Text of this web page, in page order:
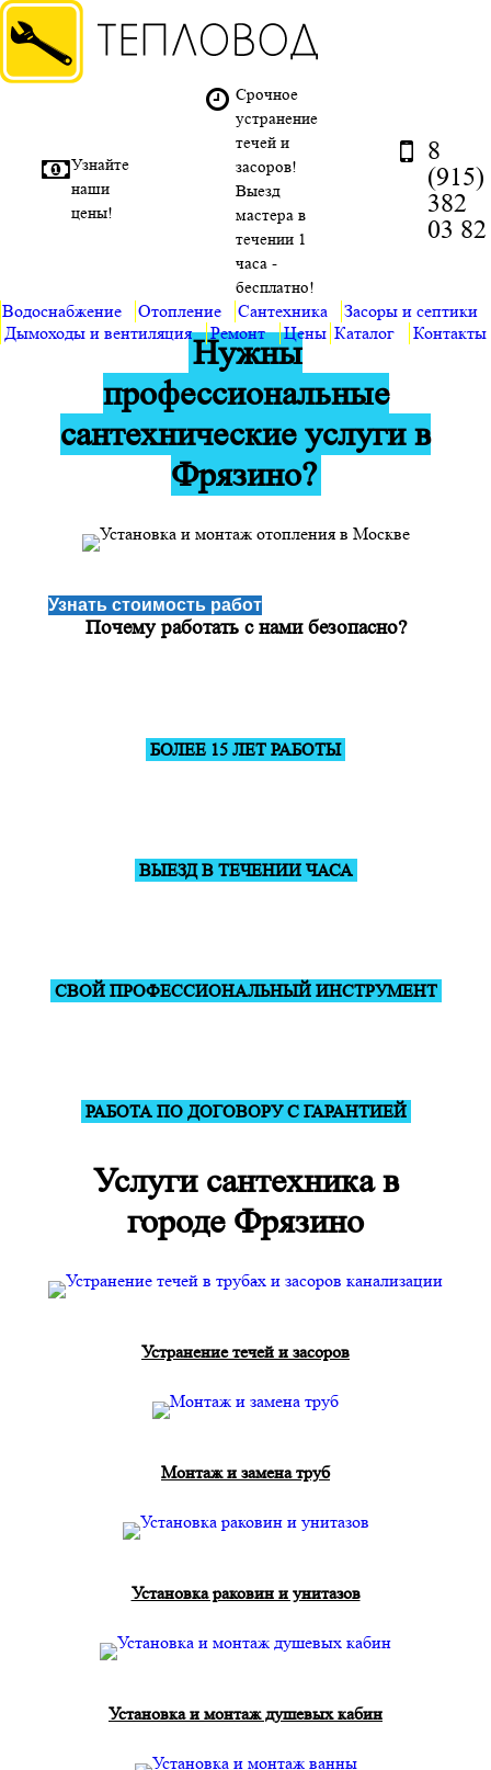
Узнайте
наши
цены!
Срочное
устранение
течей и
засоров!
Выезд
мастера в
течении 1
часа -
бесплатно!
8
(915)
382
03 82
Водоснабжение Отопление Cантехника
Засоры и септики
Дымоходы и вентиляция
Ремонт Цены Каталог Контакты
Нужны
профессиональные
сантехнические услуги в
Фрязино?
Узнать стоимость работ
Почему работать с нами безопасно?
БОЛЕЕ 15 ЛЕТ РАБОТЫ
ВЫЕЗД В ТЕЧЕНИИ ЧАСА
СВОЙ ПРОФЕССИОНАЛЬНЫЙ ИНСТРУМЕНТ
РАБОТА ПО ДОГОВОРУ С ГАРАНТИЕЙ
Услуги сантехника в
городе Фрязино
Устранение течей и засоров
Монтаж и замена труб
Установка раковин и унитазов
Установка и монтаж душевых кабин